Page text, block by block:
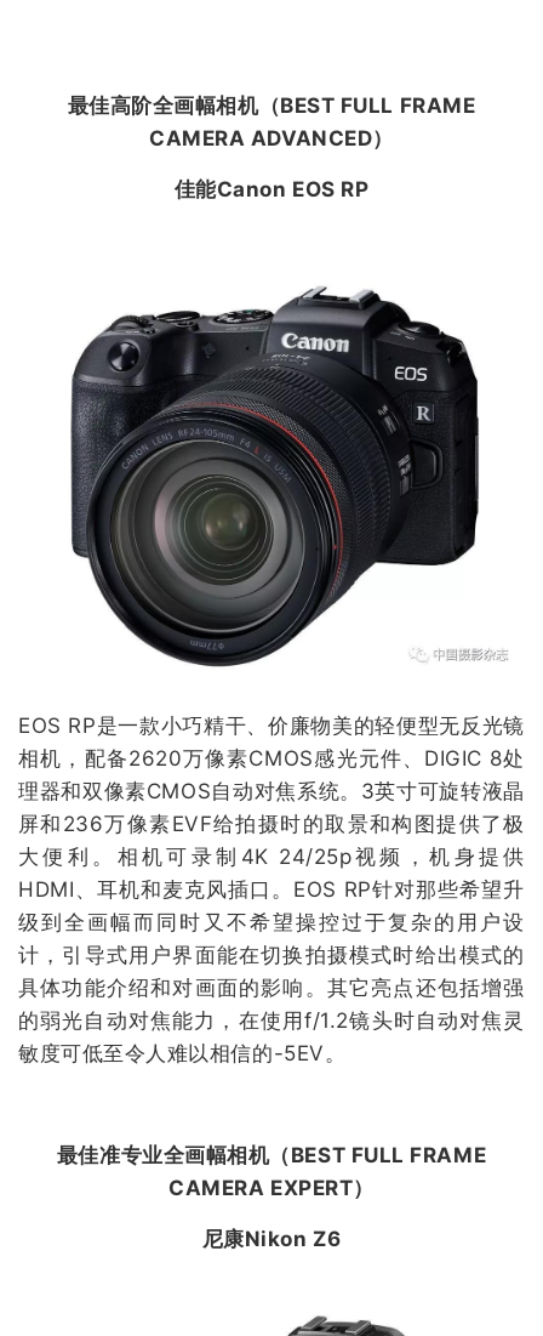
最佳高阶全画幅相机（BEST FULL FRAME
CAMERA ADVANCED）
佳能Canon EOS RP
EOS RP是一款小巧精干、价廉物美的轻便型无反光镜
相机，配备2620万像素CMOS感光元件、DIGIC 8处
理器和双像素CMOS自动对焦系统。3英寸可旋转液晶
屏和236万像素EVF给拍摄时的取景和构图提供了极
大便利。相机可录制4K 24/25p视频，机身提供
HDMI、耳机和麦克风插口。EOS RP针对那些希望升
级到全画幅而同时又不希望操控过于复杂的用户设
计，引导式用户界面能在切换拍摄模式时给出模式的
具体功能介绍和对画面的影响。其它亮点还包括增强
的弱光自动对焦能力，在使用f/1.2镜头时自动对焦灵
敏度可低至令人难以相信的-5EV。
最佳准专业全画幅相机（ BEST FULL FRAME
CAMERA EXPERT）
尼康Nikon Z6